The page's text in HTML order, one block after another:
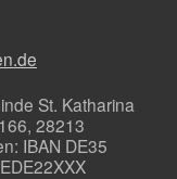
St. Katharina
28213
IBAN DE35